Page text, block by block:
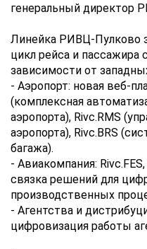
генеральный директор
Линейка РИВЦ-Пулково
цикл рейса и пассажира
зависимости от
- Аэропорт: новая веб-
(комплексная
аэропорта), Rivc.RMS
аэропорта), Rivc.BRS
багажа).
- Авиакомпания:
связка решений для
производственных
- Агентства и
цифровизация работы